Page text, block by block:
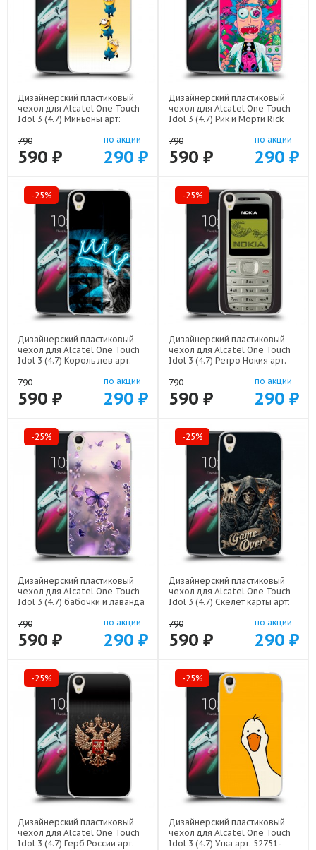
Дизайнерский пластиковый
чехол для Alcatel One Touch
Idol 3 (4.7) Миньоны арт:
790
590 ₽
по акции
290 ₽
Дизайнерский пластиковый
чехол для Alcatel One Touch
Idol 3 (4.7) Рик и Морти Rick
790
590 ₽
по акции
290 ₽
-25%
Дизайнерский пластиковый
чехол для Alcatel One Touch
Idol 3 (4.7) Король лев арт:
790
590 ₽
по акции
290 ₽
-25%
Дизайнерский пластиковый
чехол для Alcatel One Touch
Idol 3 (4.7) Ретро Нокия арт:
790
590 ₽
по акции
290 ₽
-25%
Дизайнерский пластиковый
чехол для Alcatel One Touch
Idol 3 (4.7) бабочки и лаванда
790
590 ₽
по акции
290 ₽
-25%
Дизайнерский пластиковый
чехол для Alcatel One Touch
Idol 3 (4.7) Скелет карты арт:
790
590 ₽
по акции
290 ₽
-25%
Дизайнерский пластиковый
чехол для Alcatel One Touch
Idol 3 (4.7) Герб России арт:
-25%
Дизайнерский пластиковый
чехол для Alcatel One Touch
Idol 3 (4.7) Утка арт: 52751-